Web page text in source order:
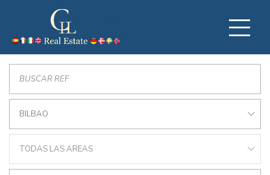
BILBAO
TODAS LAS AREAS